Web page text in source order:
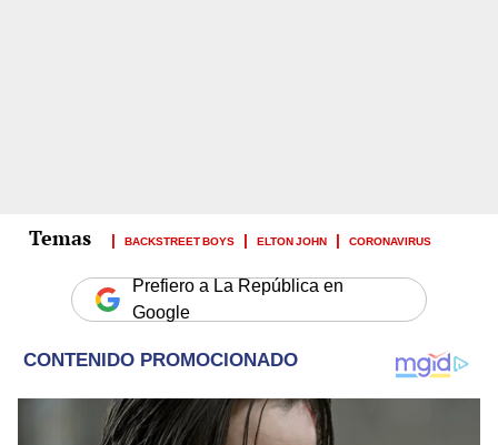
BACKSTREET BOYS ELTON JOHN CORONAVIRUS
Prefiero a La República en
Google